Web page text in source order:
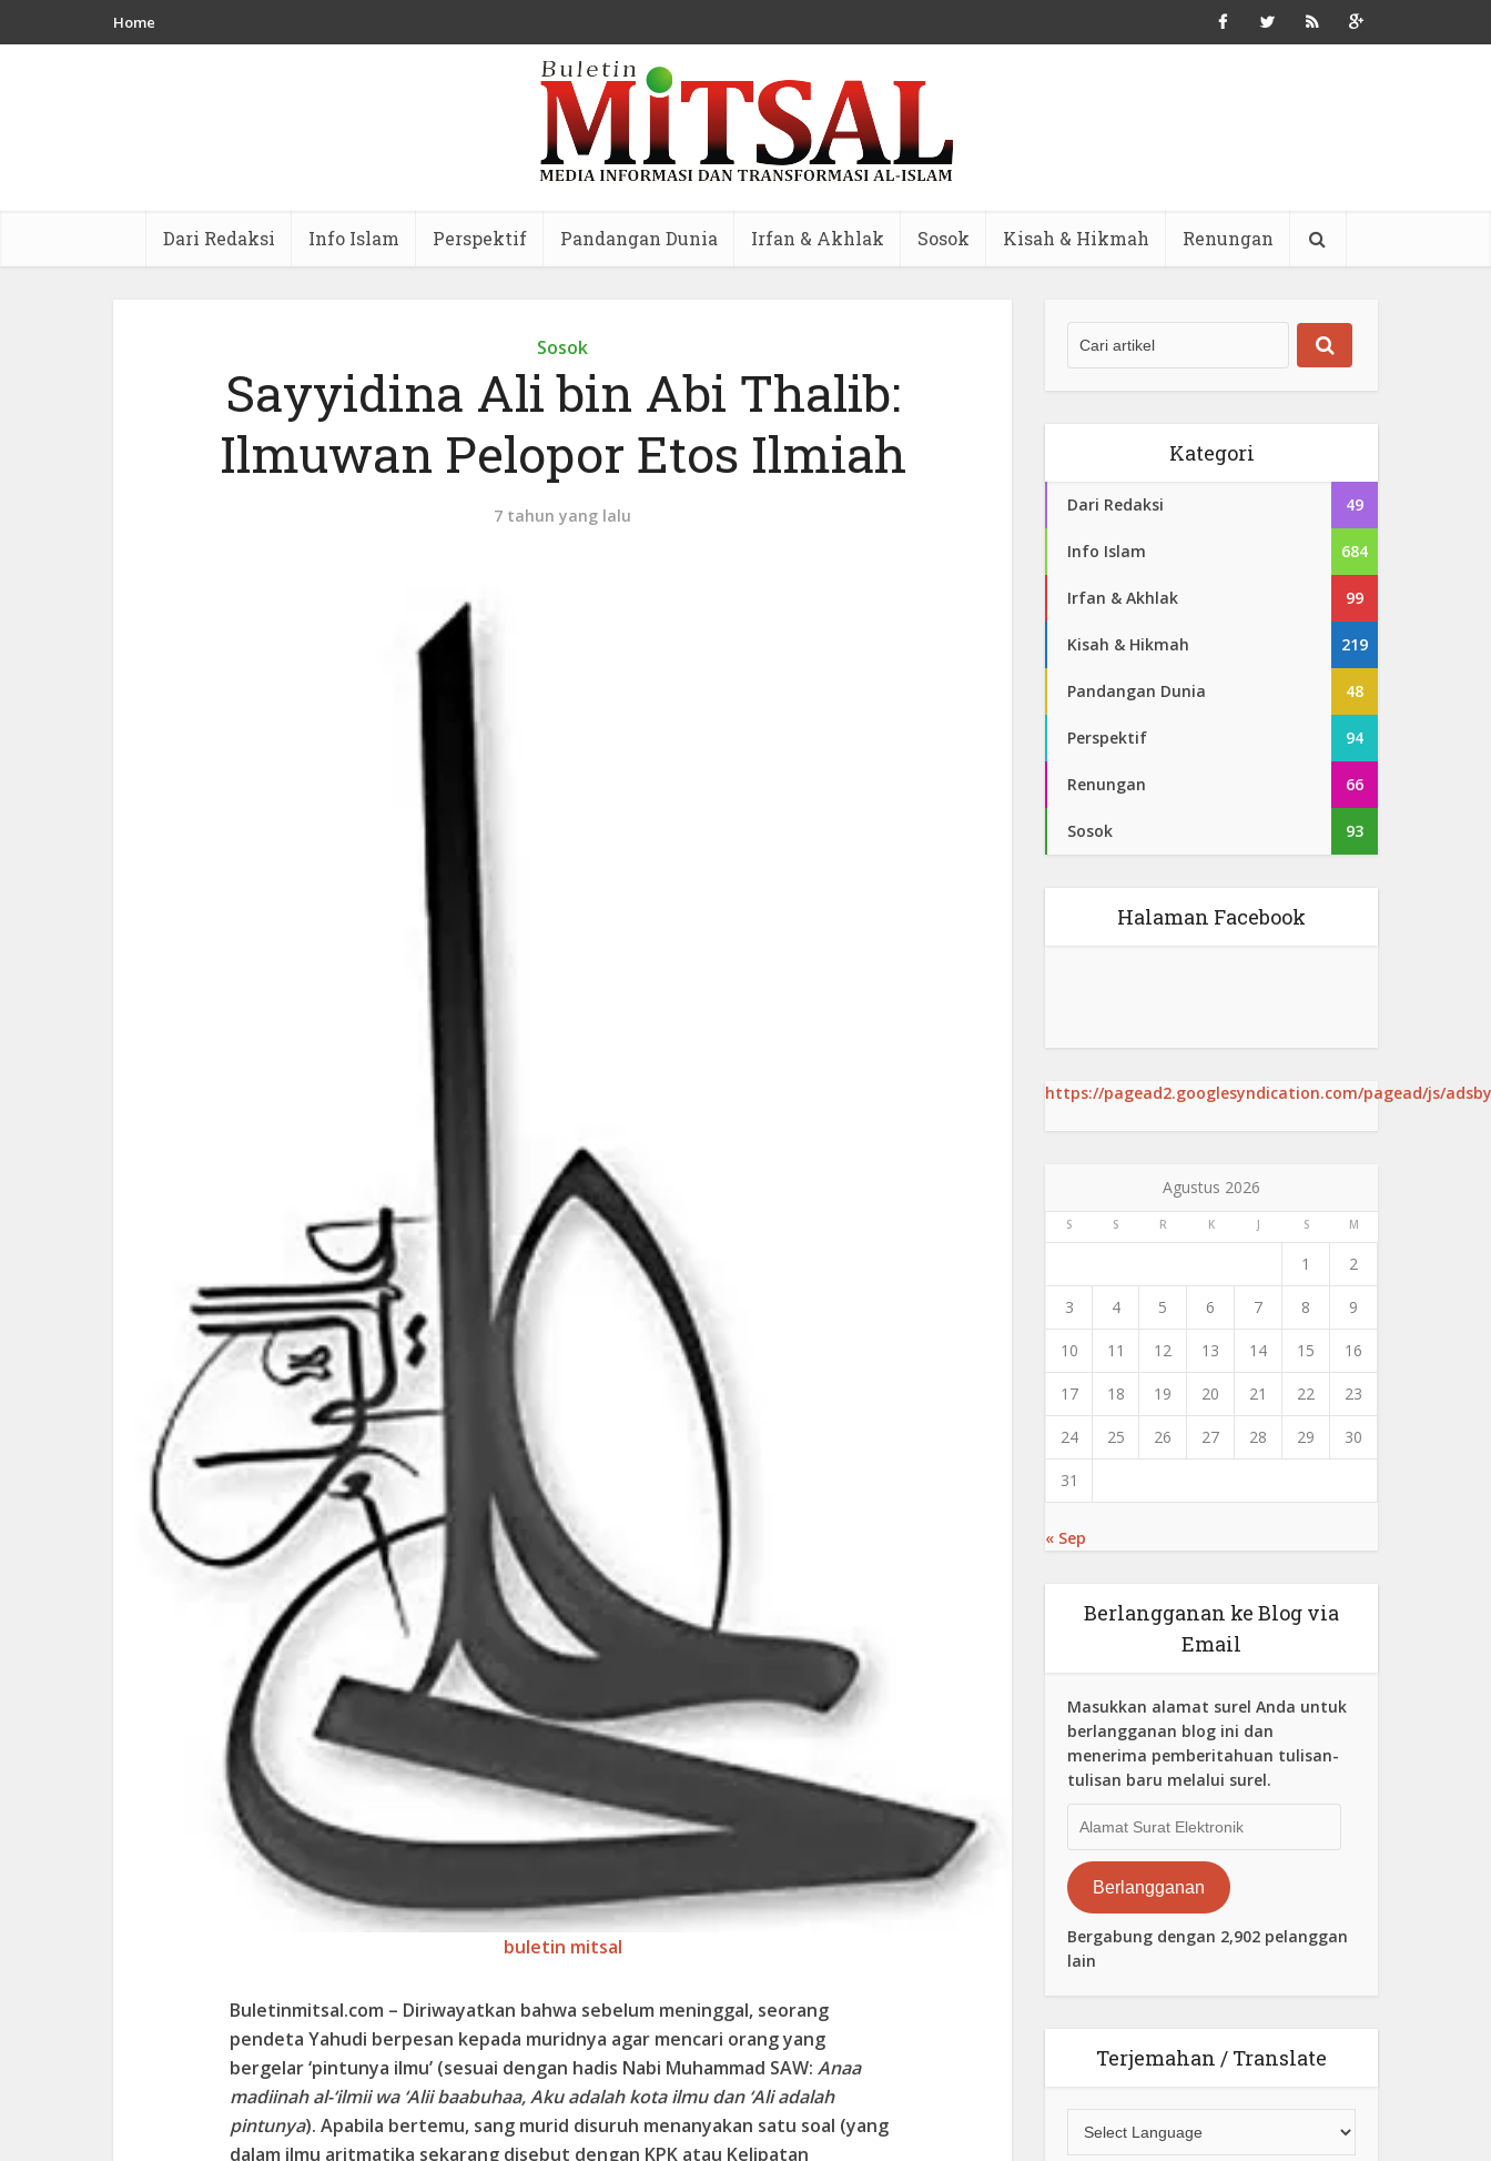
Home
Dari Redaksi Info Islam Perspektif Pandangan Dunia Irfan & Akhlak Sosok Kisah & Hikmah Renungan
Sosok
Sayyidina Ali bin Abi Thalib:
Ilmuwan Pelopor Etos Ilmiah
7 tahun yang lalu
buletin mitsal
Buletinmitsal.com – Diriwayatkan bahwa sebelum meninggal, seorang
pendeta Yahudi berpesan kepada muridnya agar mencari orang yang
bergelar ‘pintunya ilmu’ (sesuai dengan hadis Nabi Muhammad SAW: Anaa
madiinah al-‘ilmii wa ‘Alii baabuhaa, Aku adalah kota ilmu dan ‘Ali adalah
pintunya). Apabila bertemu, sang murid disuruh menanyakan satu soal (yang
dalam ilmu aritmatika sekarang disebut dengan KPK atau Kelipatan
Kategori
Dari Redaksi 49
Info Islam 684
Irfan & Akhlak 99
Kisah & Hikmah 219
Pandangan Dunia 48
Perspektif 94
Renungan 66
Sosok 93
Halaman Facebook
https://pagead2.googlesyndication.com/pagead/js/
Agustus 2026
S S R K J S M
1 2
3 4 5 6 7 8 9
10 11 12 13 14 15 16
17 18 19 20 21 22 23
24 25 26 27 28 29 30
31
« Sep
Berlangganan ke Blog via
Email
Masukkan alamat surel Anda untuk
berlangganan blog ini dan
menerima pemberitahuan tulisan-
tulisan baru melalui surel.
Surat
Elektronik
Berlangganan
Bergabung dengan 2,902 pelanggan
lain
Terjemahan / Translate